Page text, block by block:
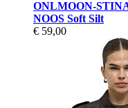
ONLMOON-
NOOS Soft Silt
€ 59,00